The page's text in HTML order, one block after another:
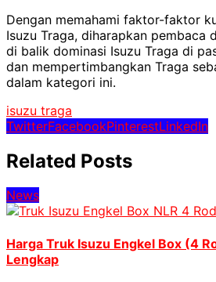
Dengan memahami faktor-faktor
Isuzu Traga, diharapkan pembaca
di balik dominasi Isuzu Traga di
dan mempertimbangkan Traga
dalam kategori ini.
isuzu traga
TwitterFacebookPinterestLinkedIn
Related Posts
News
Harga Truk Isuzu Engkel Box (4
Lengkap